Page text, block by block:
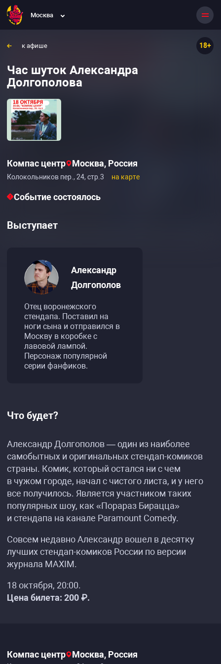
Москва
к афише 18+
Час шуток Александра
Долгополова
Компас центр Москва, Россия
Колокольников пер., 24, стр.3 на карте
Событие состоялось
Выступает
Александр
Долгополов
Отец воронежского
стендапа. Поставил на
ноги сына и отправился в
Москву в коробке с
лавовой лампой.
Персонаж популярной
серии фанфиков.
Что будет?
Александр Долгополов — один из наиболее
самобытных и оригинальных стендап-комиков
страны. Комик, который остался ни с чем
в чужом городе, начал с чистого листа, и у него
все получилось. Является участником таких
популярных шоу, как «Порараз Бирацца»
и стендапа на канале Paramount Comedy.
Совсем недавно Александр вошел в десятку
лучших стендап-комиков России по версии
журнала MAXIM.
18 октября, 20:00.
Цена билета: 200 ₽.
Компас центр Москва, Россия